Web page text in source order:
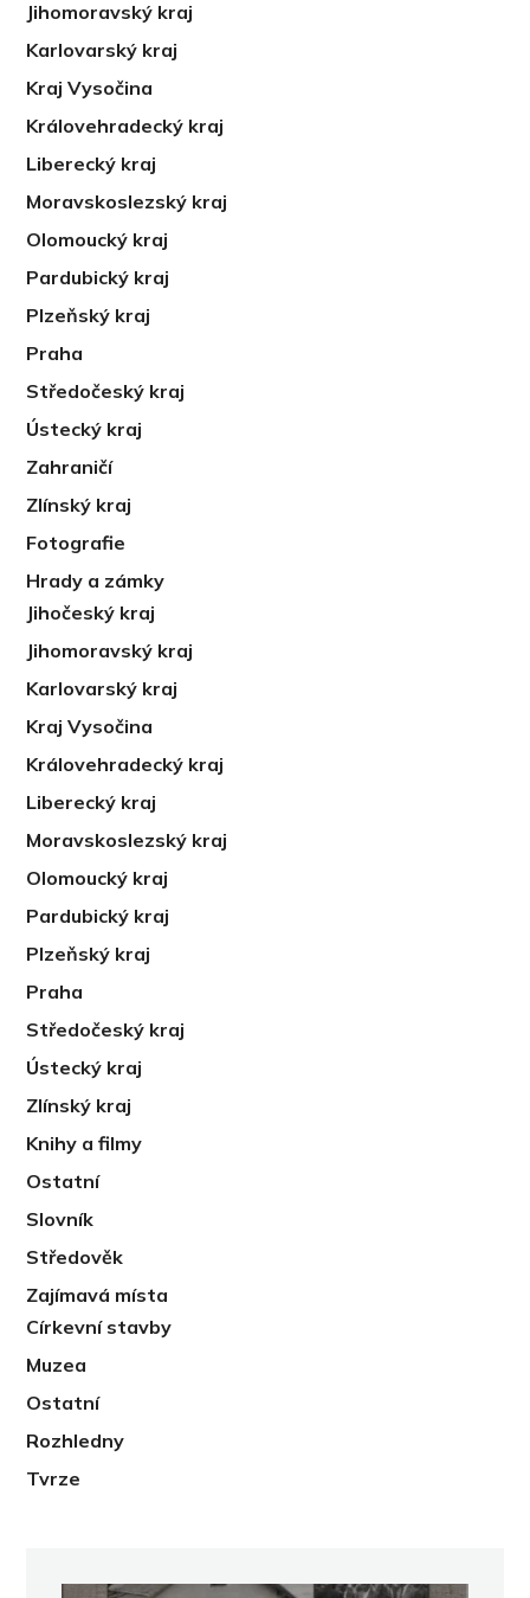
Jihomoravský kraj
Karlovarský kraj
Kraj Vysočina
Královehradecký kraj
Liberecký kraj
Moravskoslezský kraj
Olomoucký kraj
Pardubický kraj
Plzeňský kraj
Praha
Středočeský kraj
Ústecký kraj
Zahraničí
Zlínský kraj
Fotografie
Hrady a zámky
Jihočeský kraj
Jihomoravský kraj
Karlovarský kraj
Kraj Vysočina
Královehradecký kraj
Liberecký kraj
Moravskoslezský kraj
Olomoucký kraj
Pardubický kraj
Plzeňský kraj
Praha
Středočeský kraj
Ústecký kraj
Zlínský kraj
Knihy a filmy
Ostatní
Slovník
Středověk
Zajímavá místa
Církevní stavby
Muzea
Ostatní
Rozhledny
Tvrze